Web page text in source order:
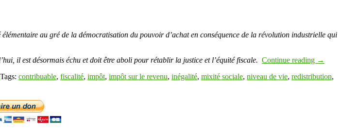
élémentaire au gré de la démocratisation du pouvoir d’achat en conséquence de la révolution industrielle qui
il est désormais échu et doit être aboli pour rétablir la justice et l’équité fiscale. Continue reading →
Tags: contribuable, fiscalité, impôt, impôt sur le revenu, inégalité, mixité sociale, niveau de vie, redistribution,